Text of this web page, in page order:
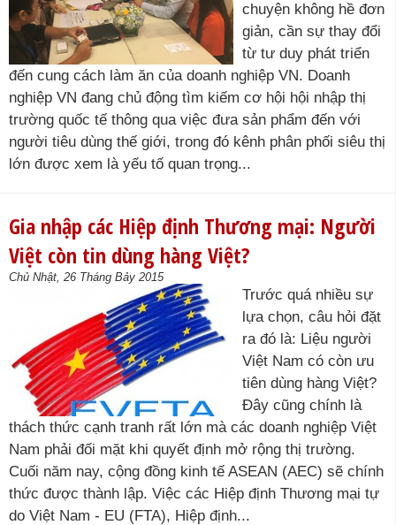
chuyện không hề đơn
giản, cần sự thay đổi
từ tư duy phát triển
đến cung cách làm ăn của doanh nghiệp VN. Doanh
nghiệp VN đang chủ động tìm kiếm cơ hội hội nhập thị
trường quốc tế thông qua việc đưa sản phẩm đến với
người tiêu dùng thế giới, trong đó kênh phân phối siêu thị
lớn được xem là yếu tố quan trọng...
Gia nhập các Hiệp định Thương mại: Người
Việt còn tin dùng hàng Việt?
Chủ Nhật, 26 Tháng Bảy 2015
Trước quá nhiều sự
lựa chọn, câu hỏi đặt
ra đó là: Liệu người
Việt Nam có còn ưu
tiên dùng hàng Việt?
Đây cũng chính là
thách thức cạnh tranh rất lớn mà các doanh nghiệp Việt
Nam phải đối mặt khi quyết định mở rộng thị trường.
Cuối năm nay, cộng đồng kinh tế ASEAN (AEC) sẽ chính
thức được thành lập. Việc các Hiệp định Thương mại tự
do Việt Nam - EU (FTA), Hiệp định...